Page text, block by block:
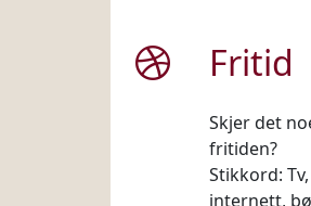
Fritid
Skjer det
fritiden?
Stikkord:
internett,